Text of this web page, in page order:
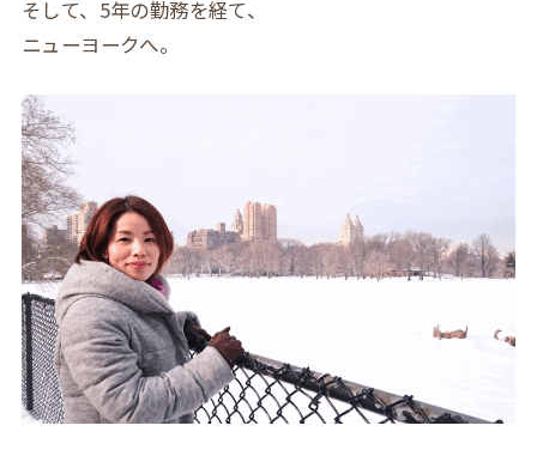
そして、5年の勤務を経て、
ニューヨークへ。